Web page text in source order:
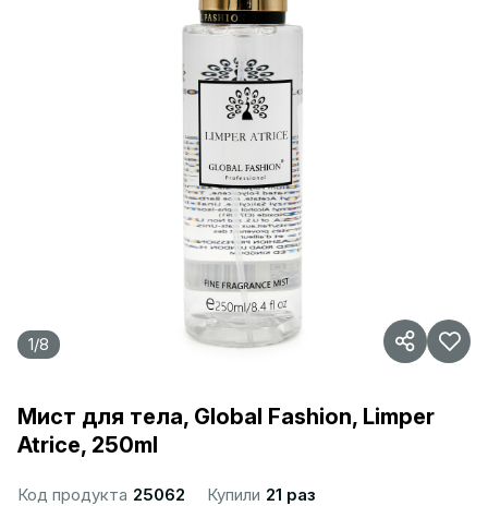
1/8
Мист для тела, Global Fashion, Limper
Atrice, 250ml
Код продукта 25062 Купили 21 раз